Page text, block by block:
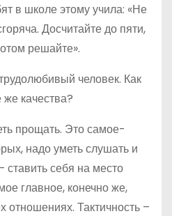
в школе этому учила: «Не
Досчитайте до пяти,
решайте».
человек. Как
же качества?
прощать. Это самое-
надо уметь слушать и
себя на место
главное, конечно же,
отношениях. Тактичность –